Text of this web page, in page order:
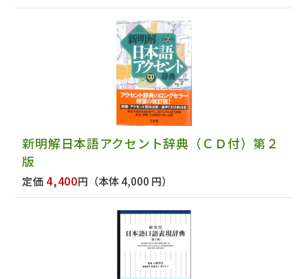
新明解日本語アクセント辞典（ＣＤ付）第２
版
定価 4,400円 （本体 4,000 円）